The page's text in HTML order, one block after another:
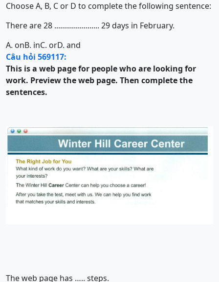
Choose A, B, C or D to complete the following sentence:
There are 28 ....................... 29 days in February.
A. onB. inC. orD. and
Câu hỏi 569117:
This is a web page for people who are looking for
work. Preview the web page. Then complete the
sentences.
The web page has ….. steps.